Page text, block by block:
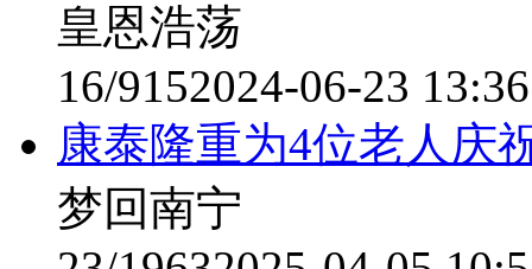
皇恩浩荡
16/9152024-06-23
康泰隆重为4位老人庆
梦回南宁